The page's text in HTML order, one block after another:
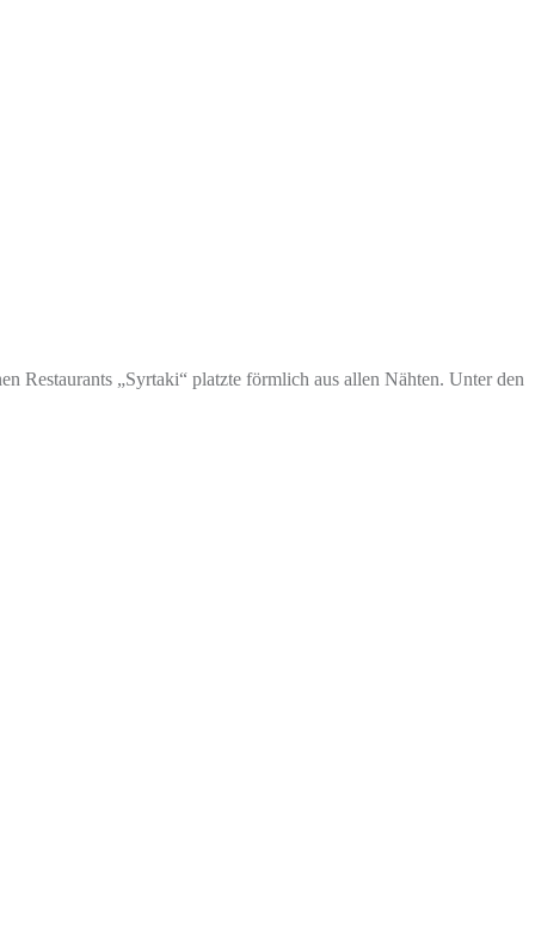
Restaurants „Syrtaki“ platzte förmlich aus allen Nähten. Unter den